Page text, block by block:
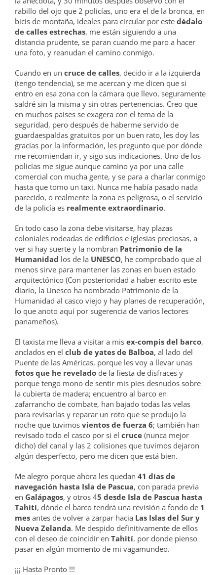
rabillo del ojo que 2 policías, uno era el de la bronca, en
bicis de montaña, ideales para circular por este dédalo
de calles estrechas, me están siguiendo a una
distancia prudente, se paran cuando me paro a hacer
una foto, y reanudan el camino conmigo.
Cuando en un cruce de calles, decido ir a la izquierda
(tengo tendencia), se me acercan y me dicen que si
entro en esa zona con la cámara que llevo, seguramente
saldré sin la misma y sin otras pertenencias. Creo que
en muchos países se exagera con el tema de la
seguridad, pero después de haberme servido de
guardaespaldas gratuitos por un buen rato, les doy las
gracias por la información, les pregunto que por dónde
me recomiendan ir, y sigo sus indicaciones. Uno de los
policías me sigue aunque camino ya por una calle
comercial con mucha gente, y se para a charlar conmigo
hasta que tomo un taxi. Nunca me había pasado nada
parecido, o realmente la zona es peligrosa, o el servicio
de la policía es realmente extraordinario.
En todo caso la zona debe visitarse, hay plazas
coloniales rodeadas de edificios e iglesias preciosas, a
ver si hay suerte y la nombran Patrimonio de la
Humanidad los de la UNESCO, he comprobado que al
menos sirve para mantener las zonas en buen estado
arquitectónico (Con posterioridad a haber escrito este
diario, la Unesco ha nombrado Patrimonio de la
Humanidad al casco viejo y hay planes de recuperación,
lo que anoto aquí por sugerencia de varios lectores
panameños).
El taxista me lleva a visitar a mis ex-compis del barco,
anclados en el club de yates de Balboa, al lado del
Puente de las Américas, porque les voy a llevar unas
fotos que he revelado de la fiesta de disfraces y
porque tengo mono de sentir mis pies desnudos sobre
la cubierta de madera; encuentro al barco en
zafarrancho de combate, han bajado todas las velas
para revisarlas y reparar un roto que se produjo la
noche que tuvimos vientos de fuerza 6; también han
revisado todo el casco por si el cruce (nunca mejor
dicho) del canal y las 2 colisiones que tuvimos dejaron
algún desperfecto, pero me dicen que está bien.
Me alegro porque ahora les quedan 41 días de
navegación hasta Isla de Pascua, con parada previa
en Galápagos, y otros 45 desde Isla de Pascua hasta
Tahití, dónde el barco tendrá una revisión a fondo de 1
mes antes de volver a zarpar hacia Las Islas del Sur y
Nueva Zelanda. Me despido definitivamente de ellos
con el deseo de coincidir en Tahití, por donde pienso
pasar en algún momento de mi vagamundeo.
¡¡¡ Hasta Pronto !!!